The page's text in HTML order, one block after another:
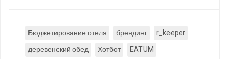
Бюджетирование отеля брендинг
r_keeper
деревенский обед
Хотбот
EATUM